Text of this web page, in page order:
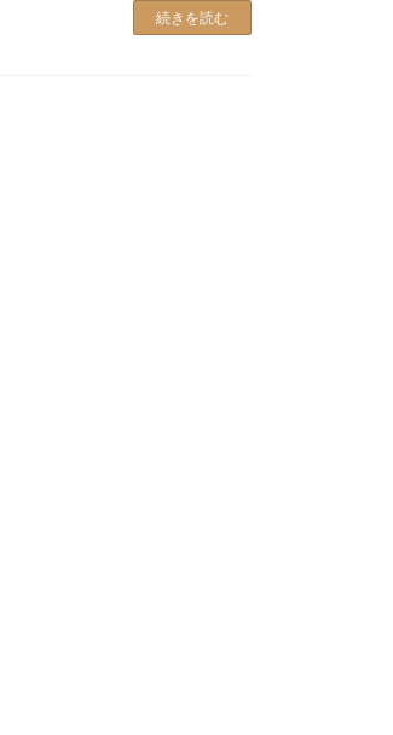
続きを読む